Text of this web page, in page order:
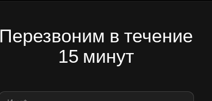
Перезвоним в течение
15 минут